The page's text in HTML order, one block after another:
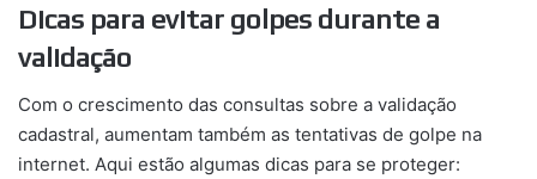
Dicas para evitar golpes durante a
validação
Com o crescimento das consultas sobre a validação
cadastral, aumentam também as tentativas de golpe na
internet. Aqui estão algumas dicas para se proteger: